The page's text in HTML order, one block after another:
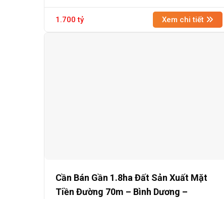
1.700 tỷ Xem chi tiết
Cần Bán Gần 1.8ha Đất Sản Xuất Mặt
Tiền Đường 70m – Bình Dương –